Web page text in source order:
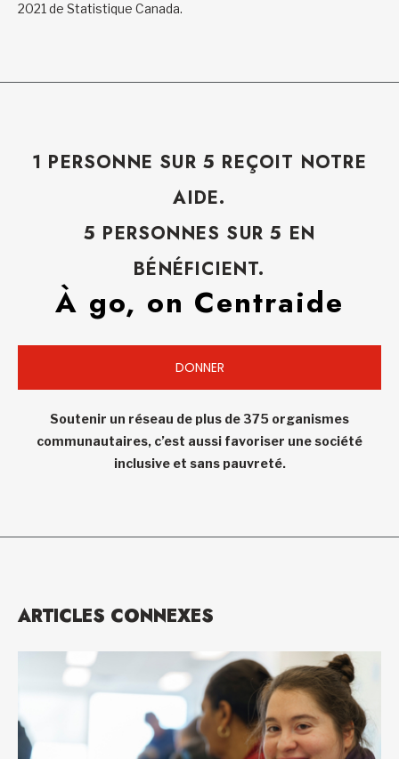
2021 de Statistique Canada.
1 PERSONNE SUR 5 REÇOIT NOTRE
AIDE.
5 PERSONNES SUR 5 EN
BÉNÉFICIENT.
À go, on Centraide
DONNER
Soutenir un réseau de plus de 375 organismes
communautaires, c’est aussi favoriser une société
inclusive et sans pauvreté.
ARTICLES CONNEXES